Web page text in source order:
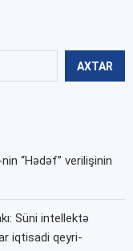
AXTAR
“Hədəf” verilişinin
Süni intellektə
iqtisadi qeyri-